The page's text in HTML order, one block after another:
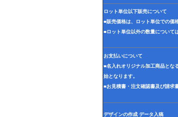
ロット単位以下販売について
■販売価格は、ロット単位での価
■ロット単位以外の数量について
お支払いについて
■名入れオリジナル加工商品とな
始となります。
■お見積書・注文確認書及び請求
デザインの作成 データ入稿